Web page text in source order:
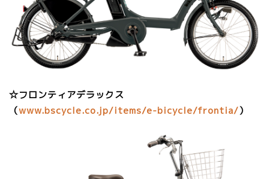
☆フロンティアデラックス
（www.bscycle.co.jp/items/e-bicycle/frontia/）